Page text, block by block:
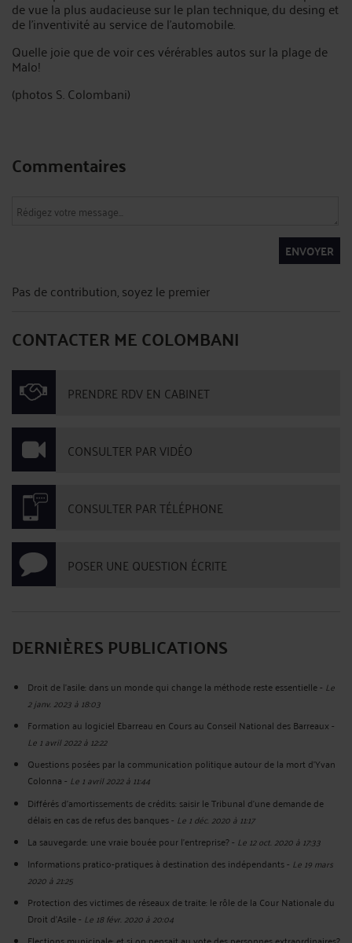
de vue la plus audacieuse sur le plan technique, du desing et
de l'inventivité au service de l'automobile.
Quelle joie que de voir ces vérérables autos sur la plage de
Malo!
(photos S. Colombani)
Commentaires
ENVOYER
Pas de contribution, soyez le premier
CONTACTER ME COLOMBANI
PRENDRE RDV EN CABINET
CONSULTER PAR VIDÉO
CONSULTER PAR TÉLÉPHONE
POSER UNE QUESTION ÉCRITE
DERNIÈRES PUBLICATIONS
Droit de l'asile: dans un monde qui change la méthode reste essentielle- Le
2 janv. 2023 à 18:03
Formation au logiciel Ebarreau en Cours au Conseil National des Barreaux-
Le 1 avril 2022 à 12:22
Questions posées par la communication politique autour de la mort d'Yvan
Colonna- Le 1 avril 2022 à 11:44
Différés d'amortissements de crédits: saisir le Tribunal d'une demande de
délais en cas de refus des banques- Le 1 déc. 2020 à 11:17
La sauvegarde: une vraie bouée pour l'entreprise?- Le 12 oct. 2020 à 17:33
Informations pratico-pratiques à destination des indépendants- Le 19 mars
2020 à 21:25
Protection des victimes de réseaux de traite: le rôle de la Cour Nationale du
Droit d'Asile- Le 18 févr. 2020 à 20:04